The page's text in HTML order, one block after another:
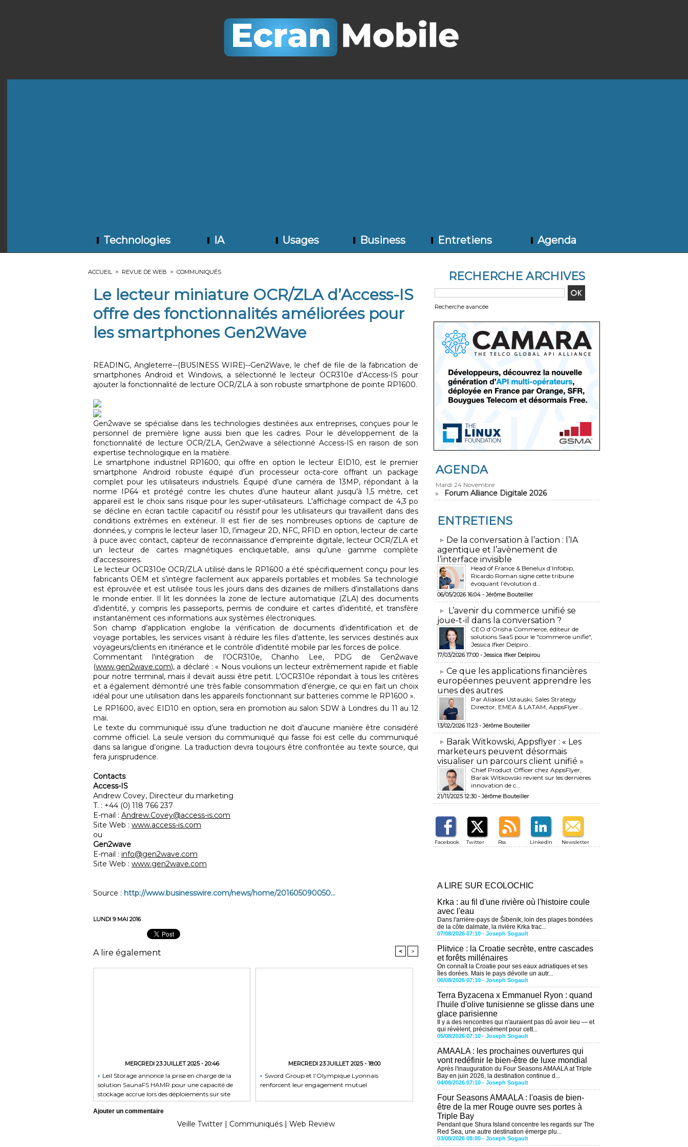
Technologies IA Usages Business Entretiens Agenda
ACCUEIL > REVUE DE WEB > COMMUNIQUÉS
Le lecteur miniature OCR/ZLA d’Access-IS
offre des fonctionnalités améliorées pour
les smartphones Gen2Wave
READING, Angleterre--(BUSINESS WIRE)--Gen2Wave, le chef de file de la fabrication de
smartphones Android et Windows, a sélectionné le lecteur OCR310e d’Access-IS pour
ajouter la fonctionnalité de lecture OCR/ZLA à son robuste smartphone de pointe RP1600.
Gen2wave se spécialise dans les technologies destinées aux entreprises, conçues pour le
personnel de première ligne aussi bien que les cadres. Pour le développement de la
fonctionnalité de lecture OCR/ZLA, Gen2wave a sélectionné Access-IS en raison de son
expertise technologique en la matière.
Le smartphone industriel RP1600, qui offre en option le lecteur EID10, est le premier
smartphone Android robuste équipé d’un processeur octa-core offrant un package
complet pour les utilisateurs industriels. Équipé d’une caméra de 13MP, répondant à la
norme IP64 et protégé contre les chutes d’une hauteur allant jusqu’à 1,5 mètre, cet
appareil est le choix sans risque pour les super-utilisateurs. L’affichage compact de 4,3 po
se décline en écran tactile capacitif ou résistif pour les utilisateurs qui travaillent dans des
conditions extrêmes en extérieur. Il est fier de ses nombreuses options de capture de
données, y compris le lecteur laser 1D, l’imageur 2D, NFC, RFID en option, lecteur de carte
à puce avec contact, capteur de reconnaissance d’empreinte digitale, lecteur OCR/ZLA et
un lecteur de cartes magnétiques encliquetable, ainsi qu’une gamme complète
d’accessoires.
Le lecteur OCR310e OCR/ZLA utilisé dans le RP1600 a été spécifiquement conçu pour les
fabricants OEM et s’intègre facilement aux appareils portables et mobiles. Sa technologie
est éprouvée et est utilisée tous les jours dans des dizaines de milliers d’installations dans
le monde entier. Il lit les données la zone de lecture automatique (ZLA) des documents
d’identité, y compris les passeports, permis de conduire et cartes d’identité, et transfère
instantanément ces informations aux systèmes électroniques.
Son champ d’application englobe la vérification de documents d’identification et de
voyage portables, les services visant à réduire les files d’attente, les services destinés aux
voyageurs/clients en itinérance et le contrôle d’identité mobile par les forces de police.
Commentant l’intégration de l’OCR310e, Chanho Lee, PDG de Gen2wave
(www.gen2wave.com), a déclaré : « Nous voulions un lecteur extrêmement rapide et fiable
pour notre terminal, mais il devait aussi être petit. L’OCR310e répondait à tous les critères
et a également démontré une très faible consommation d’énergie, ce qui en fait un choix
idéal pour une utilisation dans les appareils fonctionnant sur batteries comme le RP1600 ».
Le RP1600, avec EID10 en option, sera en promotion au salon SDW à Londres du 11 au 12
mai.
Le texte du communiqué issu d’une traduction ne doit d’aucune manière être considéré
comme officiel. La seule version du communiqué qui fasse foi est celle du communiqué
dans sa langue d’origine. La traduction devra toujours être confrontée au texte source, qui
fera jurisprudence.
Contacts
Access-IS
Andrew Covey, Directeur du marketing
T. : +44 (0) 118 766 237
E-mail : Andrew.Covey@access-is.com
Site Web : www.access-is.com
ou
Gen2wave
E-mail : info@gen2wave.com
Site Web : www.gen2wave.com
Source : http://www.businesswire.com/news/home/201605090050...
LUNDI 9 MAI 2016
A lire également < >
MERCREDI 23 JUILLET 2025 - 20:46
Leil Storage annonce la prise en charge de la
solution SaunaFS HAMR pour une capacité de
stockage accrue lors des déploiements sur site
MERCREDI 23 JUILLET 2025 - 18:00
Sword Group et l’Olympique Lyonnais
renforcent leur engagement mutuel
Ajouter un commentaire
Veille Twitter | Communiqués | Web Review
RECHERCHE ARCHIVES
Recherche avancée
AGENDA
Mardi 24 Novembre
Forum Alliance Digitale 2026
ENTRETIENS
​De la conversation à l’action : l’IA
agentique et l’avènement de
l’interface invisible
Head of France & Benelux d’Infobip,
Ricardo Roman signe cette tribune
évoquant l’évolution d...
06/05/2026 16:04 -Jérôme Bouteiller
L’avenir du commerce unifié se
joue-t-il dans la conversation ?
CEO d’Orisha Commerce, éditeur de
solutions SaaS pour le "commerce unifié",
Jessica Ifker Delpiro...
17/03/2026 17:00 -Jessica Ifker Delpirou
​Ce que les applications financières
européennes peuvent apprendre les
unes des autres
Par Aliaksei Ustauski, Sales Strategy
Director, EMEA & LATAM, AppsFlyer...
13/02/2026 11:23 -Jérôme Bouteiller
​Barak Witkowski, Appsflyer : « Les
marketeurs peuvent désormais
visualiser un parcours client unifié »
Chief Product Officer chez AppsFlyer, ​
Barak Witkowski revient sur les dernières
innovation de c...
21/11/2025 12:30 -Jérôme Bouteiller
Facebook Twitter Rss LinkedIn Newsletter
A LIRE SUR ECOLOCHIC
Krka : au fil d'une rivière où l'histoire coule
avec l'eau
Dans l'arrière-pays de Šibenik, loin des plages bondées
de la côte dalmate, la rivière Krka trac...
07/08/2026 07:10 - Joseph Sogault
Plitvice : la Croatie secrète, entre cascades
et forêts millénaires
On connaît la Croatie pour ses eaux adriatiques et ses
îles dorées. Mais le pays dévoile un autr...
06/08/2026 07:10 - Joseph Sogault
Terra Byzacena x Emmanuel Ryon : quand
l'huile d'olive tunisienne se glisse dans une
glace parisienne
Il y a des rencontres qui n'auraient pas dû avoir lieu — et
qui révèlent, précisément pour cett...
05/08/2026 07:10 - Joseph Sogault
AMAALA : les prochaines ouvertures qui
vont redéfinir le bien-être de luxe mondial
Après l'inauguration du Four Seasons AMAALA at Triple
Bay en juin 2026, la destination continue d...
04/08/2026 07:10 - Joseph Sogault
Four Seasons AMAALA : l'oasis de bien-
être de la mer Rouge ouvre ses portes à
Triple Bay
Pendant que Shura Island concentre les regards sur The
Red Sea, une autre destination émerge plu...
03/08/2026 08:00 - Joseph Sogault